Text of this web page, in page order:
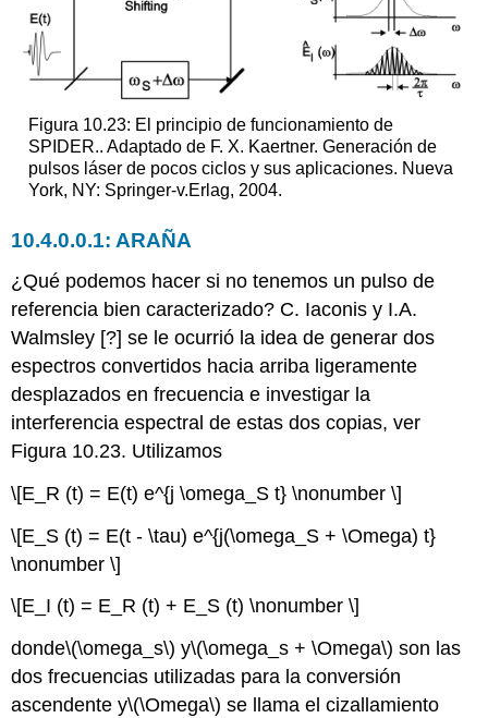
Figura 10.23: El principio de funcionamiento de
SPIDER.. Adaptado de F. X. Kaertner. Generación de
pulsos láser de pocos ciclos y sus aplicaciones. Nueva
York, NY: Springer-v.Erlag, 2004.
ARAÑA
¿Qué podemos hacer si no tenemos un pulso de
referencia bien caracterizado? C. Iaconis y I.A.
Walmsley [?] se le ocurrió la idea de generar dos
espectros convertidos hacia arriba ligeramente
desplazados en frecuencia e investigar la
interferencia espectral de estas dos copias, ver
Figura 10.23. Utilizamos
\[E_R (t) = E(t) e^{j \omega_S t} \nonumber \]
\[E_S (t) = E(t - \tau) e^{j(\omega_S + \Omega) t}
\nonumber \]
\[E_I (t) = E_R (t) + E_S (t) \nonumber \]
donde\(\omega_s\) y\(\omega_s + \Omega\) son las
dos frecuencias utilizadas para la conversión
ascendente y\(\Omega\) se llama el cizallamiento